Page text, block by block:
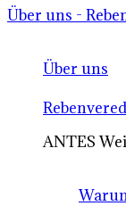
Über uns -
Über uns
ANTES